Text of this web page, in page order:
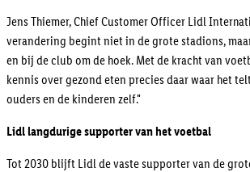
Jens Thiemer, Chief Customer Officer Lidl
verandering begint niet in de grote stadions,
en bij de club om de hoek. Met de kracht van
kennis over gezond eten precies daar waar het
ouders en de kinderen zelf."
Lidl langdurige supporter van het voetbal
Tot 2030 blijft Lidl de vaste supporter van de